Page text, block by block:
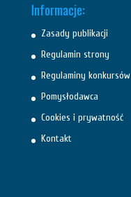
Informacje:
Zasady publikacji
Regulamin strony
Regulaminy konkursów
Pomysłodawca
Cookies i prywatność
Kontakt